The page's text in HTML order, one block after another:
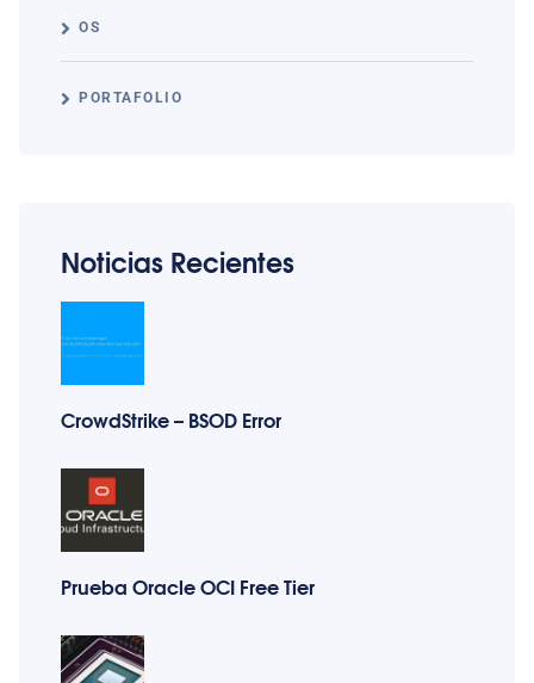
OS
PORTAFOLIO
Noticias Recientes
CrowdStrike – BSOD Error
Prueba Oracle OCI Free Tier